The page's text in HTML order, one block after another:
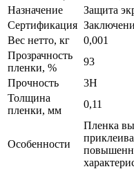
Назначение
Защита
Сертификация
Вес нетто, кг
0,001
Прозрачность
пленки, %
93
Прочность
3H
Толщина
пленки, мм
0,11
Особенности
Пленка